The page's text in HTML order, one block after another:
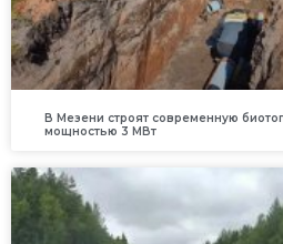
В Мезени строят современную
мощностью 3 МВт